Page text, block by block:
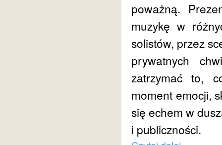
poważną.
muzykę w
solistów, przez
prywatnych
zatrzymać to,
moment emocji,
się echem w
i publiczności.